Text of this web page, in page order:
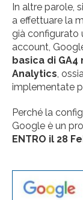
In altre parole,
a effettuare la
già configurato
account,
basica di
Analytics,
implementate
Perché la
Google è un
ENTRO il 28